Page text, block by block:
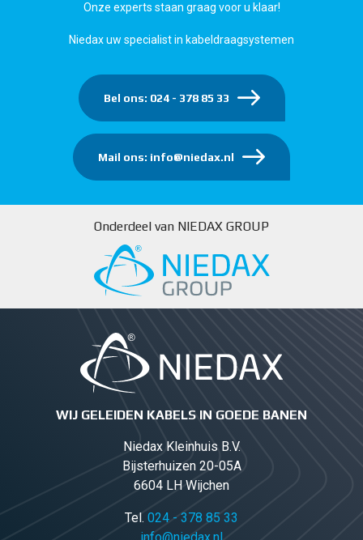
Onze experts staan graag voor u klaar!
Niedax uw specialist in kabeldraagsystemen
Bel ons: 024 - 378 85 33
Mail ons: info@niedax.nl
Onderdeel van NIEDAX GROUP
WIJ GELEIDEN KABELS IN GOEDE BANEN
Niedax Kleinhuis B.V.
Bijsterhuizen 20-05A
6604 LH Wijchen
Tel. 024 - 378 85 33